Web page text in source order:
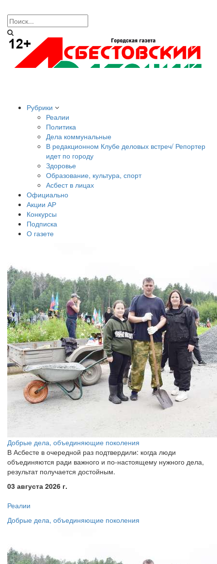
Рубрики
Реалии
Политика
Дела коммунальные
В редакционном Клубе деловых встреч/ Репортер
идет по городу
Здоровье
Образование, культура, спорт
Асбест в лицах
Официально
Акции АР
Конкурсы
Подписка
О газете
Добрые дела, объединяющие поколения
В Асбесте в очередной раз подтвердили: когда люди
объединяются ради важного и по-настоящему нужного дела,
результат получается достойным.
03 августа 2026 г.
Реалии
Добрые дела, объединяющие поколения